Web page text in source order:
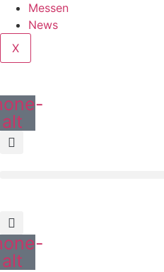
Messen
News
X
alt
alt